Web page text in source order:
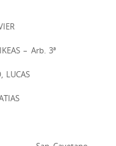
– Arb. 3ª